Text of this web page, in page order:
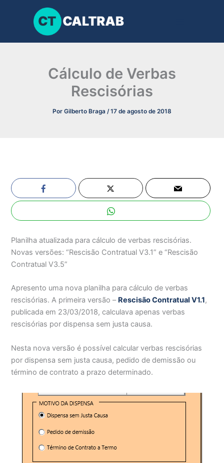
conteúdo
Cálculo de Verbas
Rescisórias
Por Gilberto Braga /17 de agosto de 2018
Planilha atualizada para cálculo de verbas rescisórias.
Novas versões: “Rescisão Contratual V3.1” e “Rescisão
Contratual V3.5”
Apresento uma nova planilha para cálculo de verbas
rescisórias. A primeira versão – Rescisão Contratual V1.1,
publicada em 23/03/2018, calculava apenas verbas
rescisórias por dispensa sem justa causa.
Nesta nova versão é possível calcular verbas rescisórias
por dispensa sem justa causa, pedido de demissão ou
término de contrato a prazo determinado.